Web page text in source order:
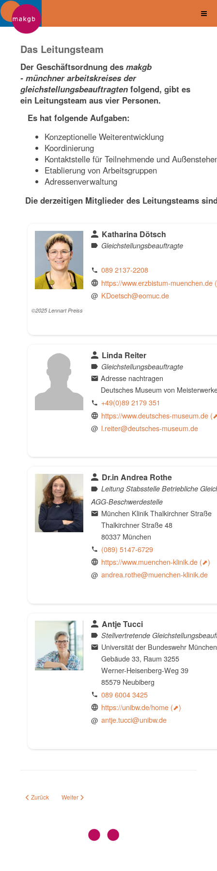
Das Leitungsteam
Der Geschäftsordnung desmakgb
- münchner arbeitskreises der
gleichstellungsbeauftragtenfolgend, gibt es
ein Leitungsteam aus vier Personen.
Es hat folgende Aufgaben:
Konzeptionelle Weiterentwicklung
Koordinierung
Kontaktstelle für Teilnehmende und
Etablierung von Arbeitsgruppen
Adressenverwaltung
Die derzeitigen Mitglieder des Leitungsteams
Katharina Dötsch
Gleichstellungsbeauftragte
089 2137-2208
https://www.erzbistum-muenchen.de
@ KDoetsch@eomuc.de
Linda Reiter
Gleichstellungsbeauftragte
Adresse nachtragen
Deutsches Museum von Meisterwerken der
+49(0)89 2179 351
https://www.deutsches-museum.de
@ l.reiter@deutsches-museum.de
Dr.in Andrea Rothe
Leitung Stabsstelle Betriebliche
AGG-Beschwerdestelle
München Klinik Thalkirchner Straße
Thalkirchner Straße 48
80337 München
(089) 5147-6729
https://www.muenchen-klinik.de
@ andrea.rothe@muenchen-klinik.de
Antje Tucci
Stellvertretende
Universität der Bundeswehr München
Gebäude 33, Raum 3255
Werner-Heisenberg-Weg 39
85579 Neubiberg
089 6004 3425
https://unibw.de/home
@ antje.tucci@unibw.de
Vorheriger Beitrag: Die Vision
Zurück Nächster Beitrag: Geschäftsordnung
Weiter